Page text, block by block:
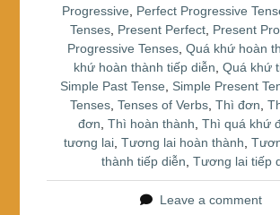
Progressive
Perfect Progressive
Tenses Present Perfect Present
Progressive Tenses, Quá khứ hoàn
khứ hoàn thành tiếp diễn ,Quá khứ
Simple Past Tense
Simple Present
Tenses ,Tenses of Verbs ,Thì đơn ,
đơn ,Thì hoàn thành ,Thì quá khứ
tương lai, Tương lai hoàn thành
thành tiếp diễn ,Tương lai tiếp
Leave a comment